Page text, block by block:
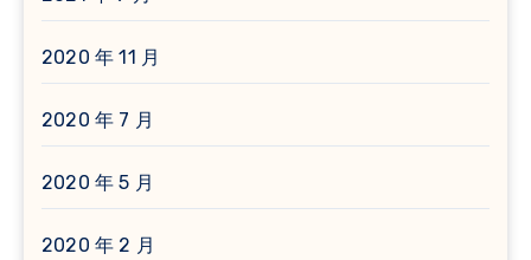
2020 年 11 月
2020 年 7 月
2020 年 5 月
2020 年 2 月